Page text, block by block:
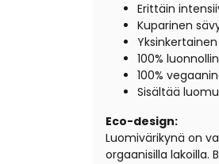
Erittäin
Kuparinen
100%
100%
Sisältää
Eco-design:
Luomivärikynä on
orgaanisilla lakoilla.